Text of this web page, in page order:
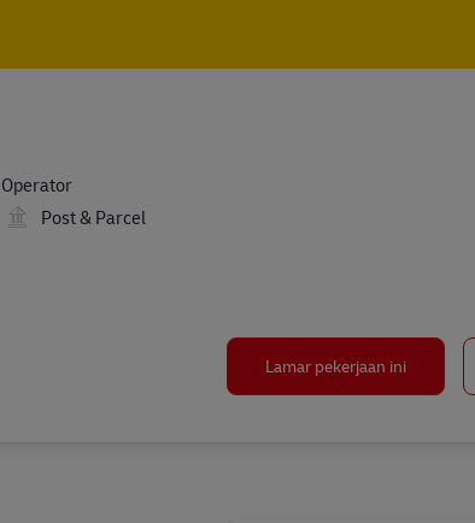
Operator
Post & Parcel
Lamar pekerjaan ini